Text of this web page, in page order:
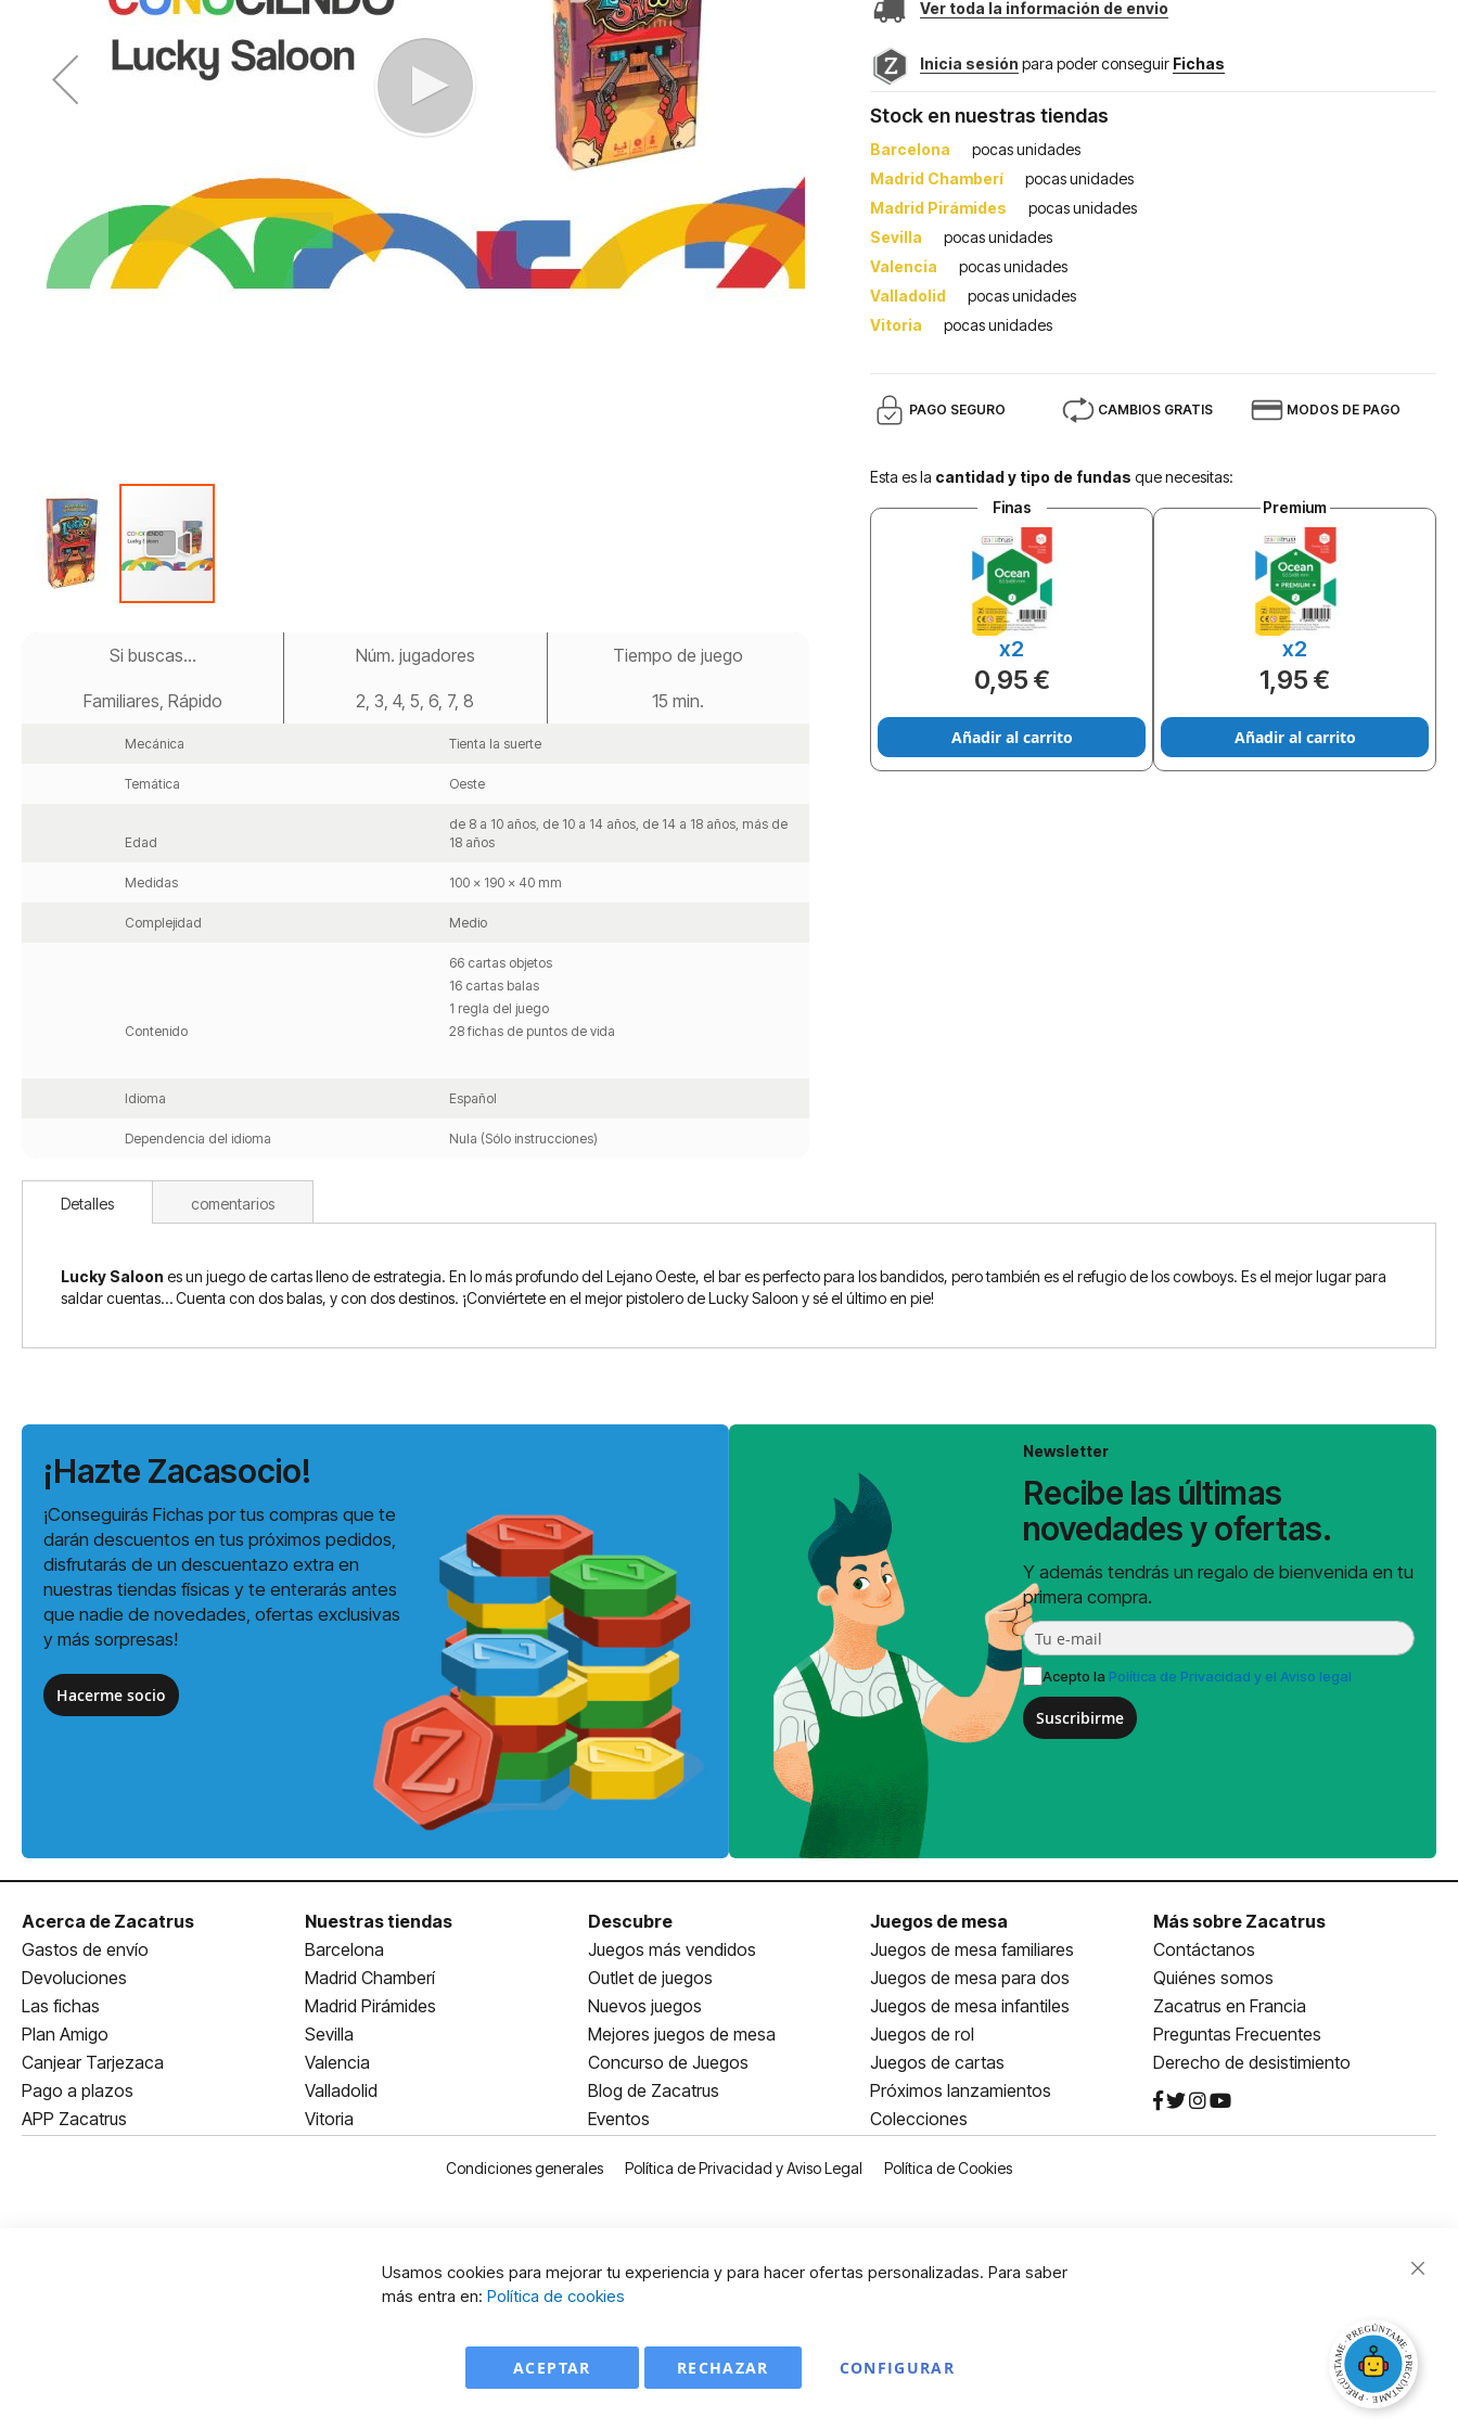
Ver toda la información de envio
Inicia sesión para poder conseguir Fichas
Stock en nuestras tiendas
Barcelona
pocas unidades
Madrid Chamberí
pocas unidades
Madrid Pirámides
pocas unidades
Sevilla
pocas unidades
Valencia
pocas unidades
Valladolid
pocas unidades
Vitoria
pocas unidades
PAGO SEGURO CAMBIOS GRATIS MODOS DE PAGO
Esta es la cantidad y tipo de fundas que necesitas:
Finas
x2
0,95 €
Añadir al carrito
Premium
x2
1,95 €
Añadir al carrito
Si buscas...
Familiares, Rápido
Núm. jugadores
2, 3, 4, 5, 6, 7, 8
Tiempo de juego
15 min.
Mecánica Tienta la suerte
Temática Oeste
Edad
de 8 a 10 años, de 10 a 14 años, de 14 a 18 años, más de
18 años
Medidas 100 x 190 x 40 mm
Complejidad Medio
Contenido
66 cartas objetos
16 cartas balas
1 regla del juego
28 fichas de puntos de vida
Idioma Español
Dependencia del idioma Nula (Sólo instrucciones)
Detalles
Lucky Saloon es un juego de cartas lleno de estrategia. En lo más profundo del Lejano Oeste, el bar es perfecto para los bandidos, pero también es el refugio de los cowboys. Es el mejor lugar para
saldar cuentas… Cuenta con dos balas, y con dos destinos. ¡Conviértete en el mejor pistolero de Lucky Saloon y sé el último en pie!
comentarios
¡Hazte Zacasocio!
¡Conseguirás Fichas por tus compras que te
darán descuentos en tus próximos pedidos,
disfrutarás de un descuentazo extra en
nuestras tiendas físicas y te enterarás antes
que nadie de novedades, ofertas exclusivas
y más sorpresas!
Hacerme socio
Newsletter
Recibe las últimas
novedades y ofertas.
Y además tendrás un regalo de bienvenida en tu
primera compra.
Acepto la Política de Privacidad y el Aviso legal
Suscribirme
Acerca de Zacatrus
Gastos de envío
Devoluciones
Las fichas
Plan Amigo
Canjear Tarjezaca
Pago a plazos
APP Zacatrus
Nuestras tiendas
Barcelona
Madrid Chamberí
Madrid Pirámides
Sevilla
Valencia
Valladolid
Vitoria
Descubre
Juegos más vendidos
Outlet de juegos
Nuevos juegos
Mejores juegos de mesa
Concurso de Juegos
Blog de Zacatrus
Eventos
Juegos de mesa
Juegos de mesa familiares
Juegos de mesa para dos
Juegos de mesa infantiles
Juegos de rol
Juegos de cartas
Próximos lanzamientos
Colecciones
Más sobre Zacatrus
Contáctanos
Quiénes somos
Zacatrus en Francia
Preguntas Frecuentes
Derecho de desistimiento
Condiciones generales Política de Privacidad y Aviso Legal Política de Cookies
Usamos cookies para mejorar tu experiencia y para hacer ofertas personalizadas. Para saber
más entra en: Política de cookies
ACEPTAR CONFIGURAR
RECHAZAR